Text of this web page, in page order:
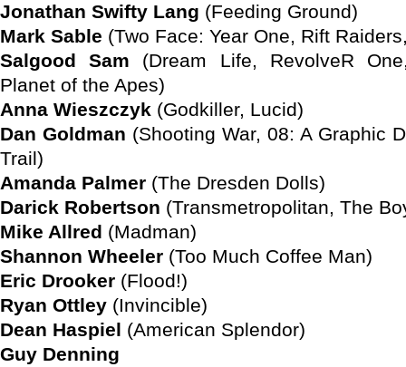
Jonathan Swifty Lang (Feeding Ground)
Mark Sable (Two Face: Year One, Rift
Salgood Sam (Dream Life, RevolveR
Planet of the Apes)
Anna Wieszczyk (Godkiller, Lucid)
Dan Goldman (Shooting War, 08: A Graphic
Trail)
Amanda Palmer (The Dresden Dolls)
Darick Robertson (Transmetropolitan, The
Mike Allred (Madman)
Shannon Wheeler (Too Much Coffee Man)
Eric Drooker (Flood!)
Ryan Ottley (Invincible)
Dean Haspiel (American Splendor)
Guy Denning